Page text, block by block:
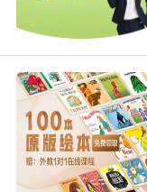
改善，记单词
期，他的英语
步：调整学习方
语学习变得有趣
单词，而是在
“important”这
“It’s important
这样既能记住